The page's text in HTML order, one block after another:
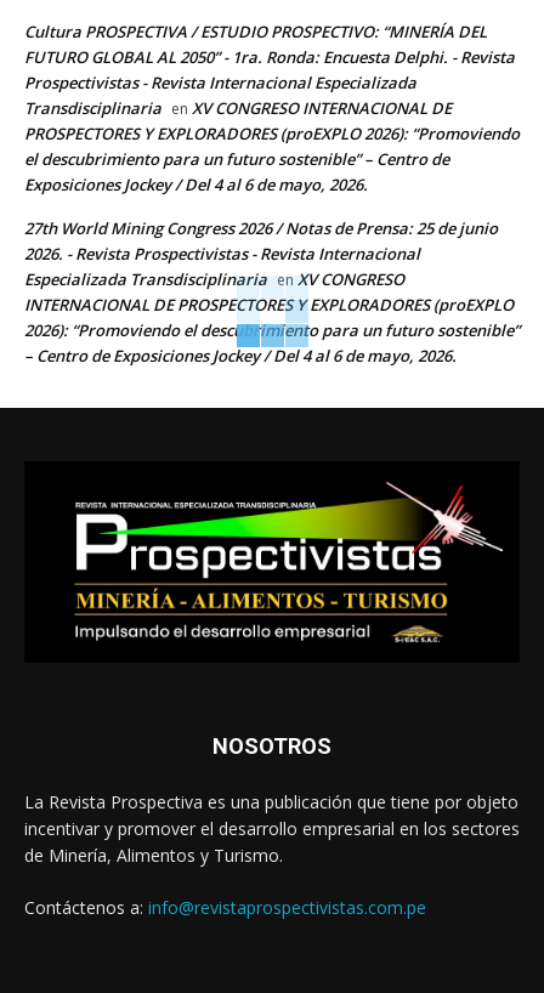
Cultura PROSPECTIVA / ESTUDIO PROSPECTIVO: “MINERÍA DEL
FUTURO GLOBAL AL 2050” - 1ra. Ronda: Encuesta Delphi. - Revista
Prospectivistas - Revista Internacional Especializada
Transdisciplinaria en XV CONGRESO INTERNACIONAL DE
PROSPECTORES Y EXPLORADORES (proEXPLO 2026): “Promoviendo
el descubrimiento para un futuro sostenible” – Centro de
Exposiciones Jockey / Del 4 al 6 de mayo, 2026.
27th World Mining Congress 2026 / Notas de Prensa: 25 de junio
2026. - Revista Prospectivistas - Revista Internacional
Especializada Transdisciplinaria enXV CONGRESO
INTERNACIONAL DE PROSPECTORES Y EXPLORADORES (proEXPLO
2026): “Promoviendo el descubrimiento para un futuro sostenible”
– Centro de Exposiciones Jockey / Del 4 al 6 de mayo, 2026.
NOSOTROS
La Revista Prospectiva es una publicación que tiene por objeto
incentivar y promover el desarrollo empresarial en los sectores
de Minería, Alimentos y Turismo.
Contáctenos a: info@revistaprospectivistas.com.pe